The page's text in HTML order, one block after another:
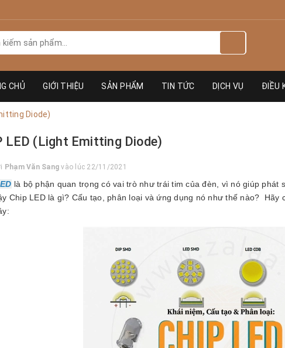
CHỦ GIỚI THIỆU SẢN PHẨM TIN TỨC DỊCH VỤ ĐIỀU
Diode)
LED (Light Emitting Diode)
Phạm Văn Sang vào lúc 22/11/2021
là bộ phận quan trọng có vai trò như trái tim của đèn, vì nó giúp phát
Chip LED là gì? Cấu tạo, phân loại và ứng dụng nó như thế nào? Hãy